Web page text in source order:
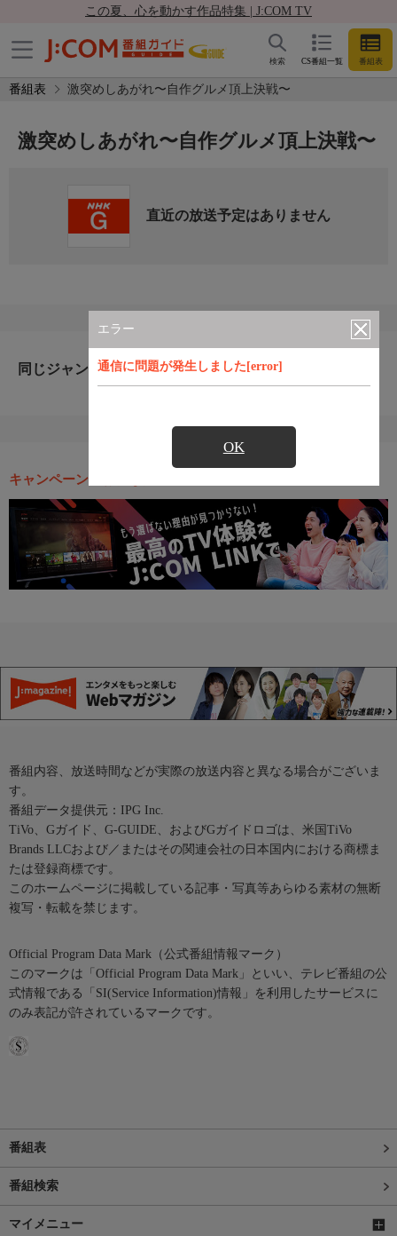
この夏、心を動かす作品特集 | J:COM TV
CS番組一覧 番組表
検索
番組表 激突めしあがれ〜自作グルメ頂上決戦〜
エラー
通信に問題が発生しました[error]
OK
激突めしあがれ〜自作グルメ頂上決戦〜
直近の放送予定はありません
同じジャンルのおすすめ番組
キャンペーン・お得な情報
番組内容、放送時間などが実際の放送内容と異なる場合がございま
す。
番組データ提供元：IPG Inc.
TiVo、Gガイド、G-GUIDE、およびGガイドロゴは、米国TiVo
Brands LLCおよび／またはその関連会社の日本国内における商標ま
たは登録商標です。
このホームページに掲載している記事・写真等あらゆる素材の無断
複写・転載を禁じます。
Official Program Data Mark（公式番組情報マーク）
このマークは「Official Program Data Mark」といい、テレビ番組の公
式情報である「SI(Service Information)情報」を利用したサービスに
のみ表記が許されているマークです。
番組表
番組検索
マイメニュー